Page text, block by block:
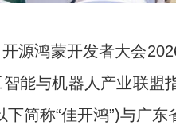
鸿蒙开发者大会
能与机器人产业联盟
简称“佳开鸿”)与广